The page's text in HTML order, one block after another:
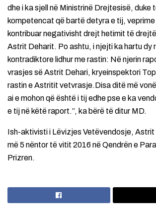
dhe i ka sjell në Ministrinë Drejtesisë, duke
kompetencat që bartë detyra e tij,
kontribuar negativisht drejt hetimit të
Astrit Deharit. Po ashtu, i njejti ka hartu dy
kontradiktore lidhur me rastin: Në njerin
vrasjes së Astrit Dehari, kryeinspektori
rastin e Astritit vetvrasje.Disa ditë më
ai e mohon që është i tij edhe pse e ka
e tij në këtë raport.”, ka bërë të ditur MD.
Ish-aktivisti i Lëvizjes Vetëvendosje, Astrit
më 5 nëntor të vitit 2016 në Qendrën e
Prizren.